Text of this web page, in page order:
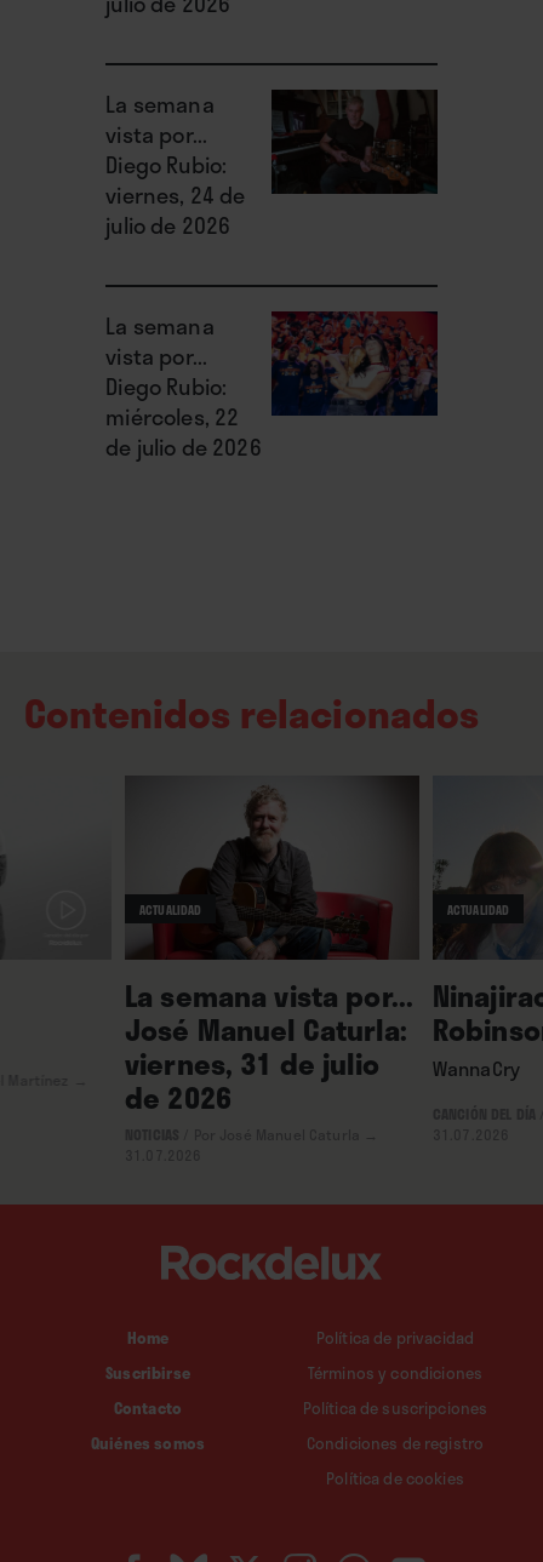
La semana
vista por...
Diego Rubio:
viernes, 24 de
julio de 2026
La semana
vista por...
Diego Rubio:
miércoles, 22
de julio de 2026
Contenidos relacionados
ACTUALIDAD
La semana vista por...
José Manuel Caturla:
viernes, 31 de julio
de 2026
ACTUALIDAD
WannaCry
Home
Suscribirse
Contacto
Quiénes somos
Política de privacidad
Términos y condiciones
Política de suscripciones
Condiciones de registro
Política de cookies